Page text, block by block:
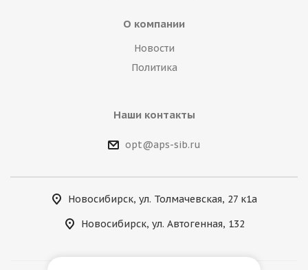
О компании
Новости
Политика
Наши контакты
opt@aps-sib.ru
Новосибирск, ул. Толмачевская, 27 к1а
Новосибирск, ул. Автогенная, 132